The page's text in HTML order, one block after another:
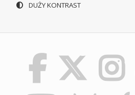
DUŻY KONTRAST